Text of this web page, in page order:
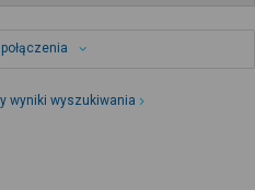
wyniki wyszukiwania